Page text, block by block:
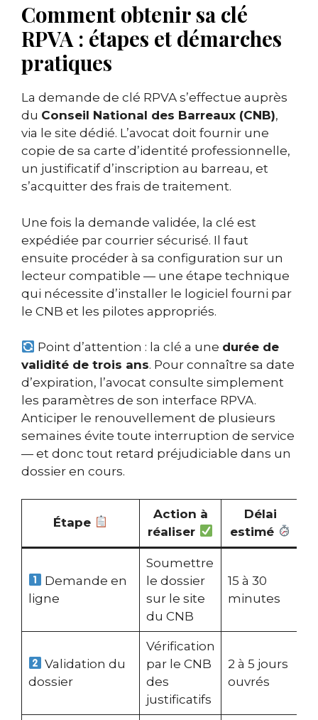
Comment obtenir sa clé
RPVA : étapes et démarches
pratiques
La demande de clé RPVA s’effectue auprès
du Conseil National des Barreaux (CNB),
via le site dédié. L’avocat doit fournir une
copie de sa carte d’identité professionnelle,
un justificatif d’inscription au barreau, et
s’acquitter des frais de traitement.
Une fois la demande validée, la clé est
expédiée par courrier sécurisé. Il faut
ensuite procéder à sa configuration sur un
lecteur compatible — une étape technique
qui nécessite d’installer le logiciel fourni par
le CNB et les pilotes appropriés.
Point d’attention : la clé a une durée de
validité de trois ans. Pour connaître sa date
d’expiration, l’avocat consulte simplement
les paramètres de son interface RPVA.
Anticiper le renouvellement de plusieurs
semaines évite toute interruption de service
— et donc tout retard préjudiciable dans un
dossier en cours.
Étape
Action à
réaliser
Délai
estimé
Demande en
ligne
Soumettre
le dossier
sur le site
du CNB
15 à 30
minutes
Validation du
dossier
Vérification
par le CNB
des
justificatifs
2 à 5 jours
ouvrés